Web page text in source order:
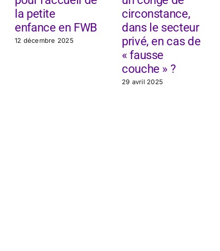
la petite
enfance en FWB
12 décembre 2025
circonstance,
dans le secteur
privé, en cas de
« fausse
couche » ?
29 avril 2025